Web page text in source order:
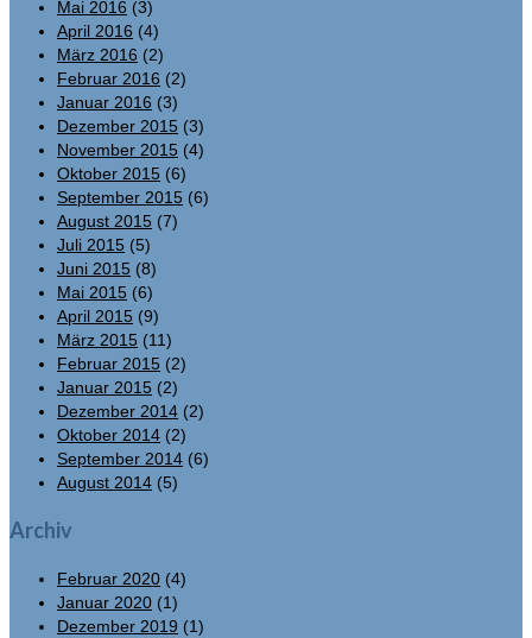
Mai 2016 (3)
April 2016 (4)
März 2016 (2)
Februar 2016 (2)
Januar 2016 (3)
Dezember 2015 (3)
November 2015 (4)
Oktober 2015 (6)
September 2015 (6)
August 2015 (7)
Juli 2015 (5)
Juni 2015 (8)
Mai 2015 (6)
April 2015 (9)
März 2015 (11)
Februar 2015 (2)
Januar 2015 (2)
Dezember 2014 (2)
Oktober 2014 (2)
September 2014 (6)
August 2014 (5)
Archiv
Februar 2020 (4)
Januar 2020 (1)
Dezember 2019 (1)